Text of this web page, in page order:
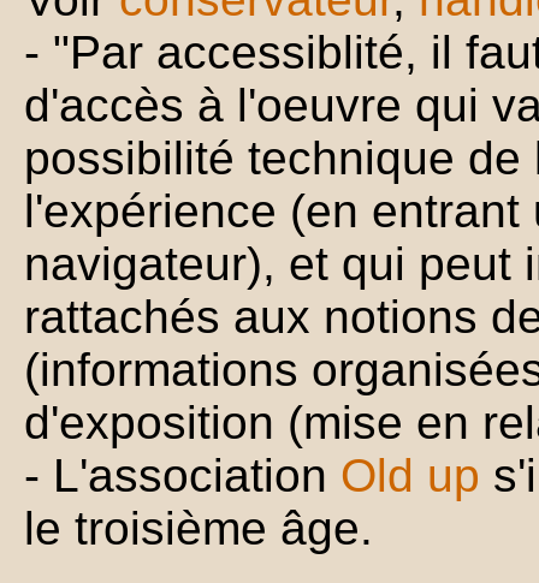
- "Par accessiblité, il
d'accès à l'oeuvre qui
possibilité technique
l'expérience (en entrant
navigateur), et qui peut
rattachés aux notions
(informations
d'exposition (mise en
- L'association Old up
le troisième âge.